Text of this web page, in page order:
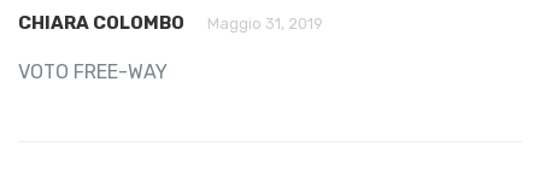
CHIARA COLOMBO Maggio 31, 2019
VOTO FREE-WAY